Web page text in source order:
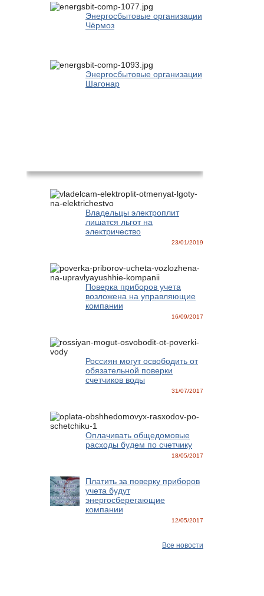
Энергосбытовые организации
Чёрмоз
Энергосбытовые организации
Шагонар
Владельцы электроплит
лишатся льгот на
электричество
23/01/2019
Поверка приборов учета
возложена на управляющие
компании
16/09/2017
Россиян могут освободить от
обязательной поверки
счетчиков воды
31/07/2017
Оплачивать общедомовые
расходы будем по счетчику
18/05/2017
Платить за поверку приборов
учета будут
энергосберегающие
компании
12/05/2017
Все новости